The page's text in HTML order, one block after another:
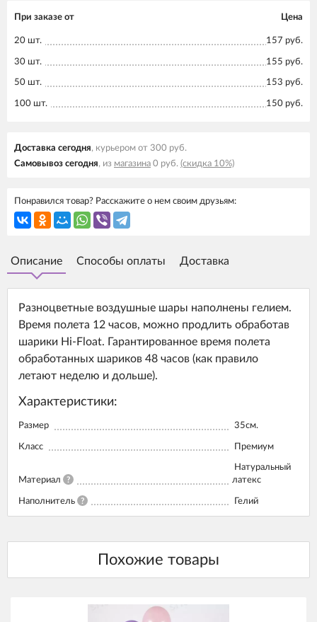
При заказе от Цена
20 шт. 157 руб.
30 шт. 155 руб.
50 шт. 153 руб.
100 шт. 150 руб.
Доставка cегодня, курьером от 300 руб.
Самовывоз cегодня, из магазина 0 руб. (скидка 10%)
Понравился товар? Расскажите о нем своим друзьям:
Описание Способы оплаты Доставка
Разноцветные воздушные шары наполнены гелием.
Время полета 12 часов, можно продлить обработав
шарики Hi-Float. Гарантированное время полета
обработанных шариков 48 часов (как правило
летают неделю и дольше).
Характеристики:
Размер 35см.
Класс Премиум
Материал ?
Натуральный
латекс
Наполнитель ? Гелий